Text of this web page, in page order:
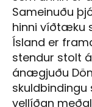
Sameinuðu
hinni víðtæku
Ísland er
stendur stolt
ánægjuðu
vellíðan